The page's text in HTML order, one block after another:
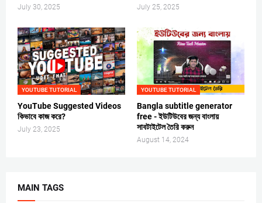
July 30, 2025 July 25, 2025
YOUTUBE TUTORIAL
YouTube Suggested Videos
কিভাবে কাজ করে?
July 23, 2025
YOUTUBE TUTORIAL
Bangla subtitle generator
free - ইউটিউবের জন্য বাংলায়
সাবটাইটেল তৈরি করুন
August 14, 2024
MAIN TAGS